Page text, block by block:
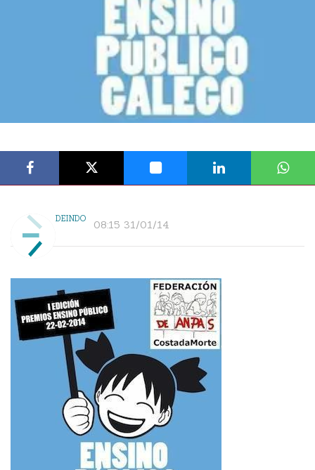
DEINDO 08:15 31/01/14